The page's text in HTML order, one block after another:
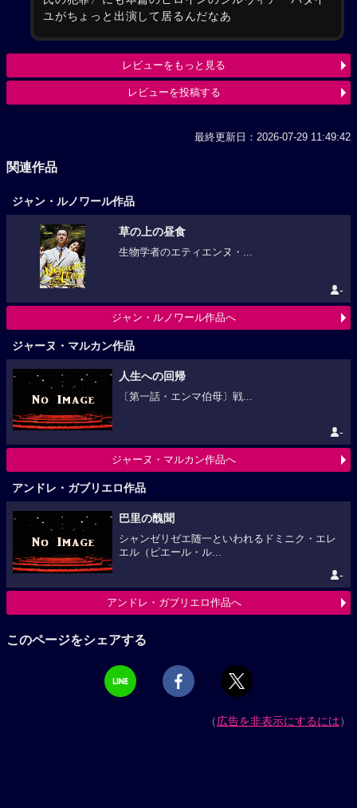
ユがちょっと出演して居るんだなあ
レビューをもっと見る
レビューを投稿する
最終更新日：2026-07-29 11:49:42
関連作品
ジャン・ルノワール作品
草の上の昼食
生物学者のエティエンヌ・...
-
ジャン・ルノワール作品へ
ジャーヌ・マルカン作品
人生への回帰
〔第一話・エンマ伯母〕戦...
-
ジャーヌ・マルカン作品へ
アンドレ・ガブリエロ作品
巴里の醜聞
シャンゼリゼエ随一といわれるドミニク・エレ
エル（ピエール・ル...
-
アンドレ・ガブリエロ作品へ
このページをシェアする
（広告を非表示にするには）